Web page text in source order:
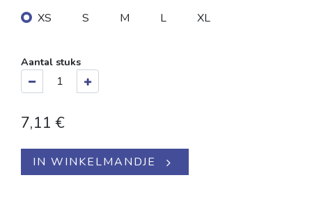
XS S M L XL
Aantal stuks
7,11 €
IN WINKELMANDJE